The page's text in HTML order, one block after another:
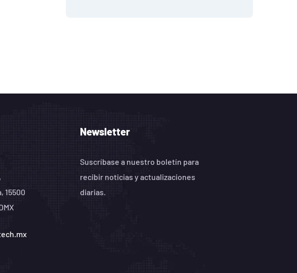
15500
Newsletter
Suscríbase a nuestro boletín para
recibir noticias y actualizaciones
diarias.